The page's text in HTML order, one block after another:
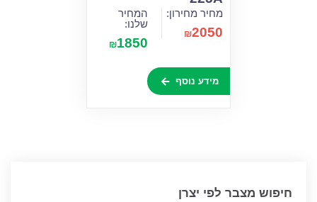
מחיר מחירון:
₪2050
המחיר
שלנו:
₪1850
מידע נוסף
חיפוש מצבר לפי יצרן